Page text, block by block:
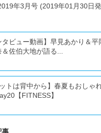
年3月号 (2019年01月30日
タビュー動画】早見あかり＆
佐伯大地が語る...
ットは背中から】春夏もおしゃ
【FITNESS】